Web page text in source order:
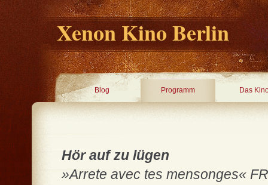
Xenon Kino Berlin
Blog Programm Das
Hör auf zu lügen
»Arrete avec tes mensonges«